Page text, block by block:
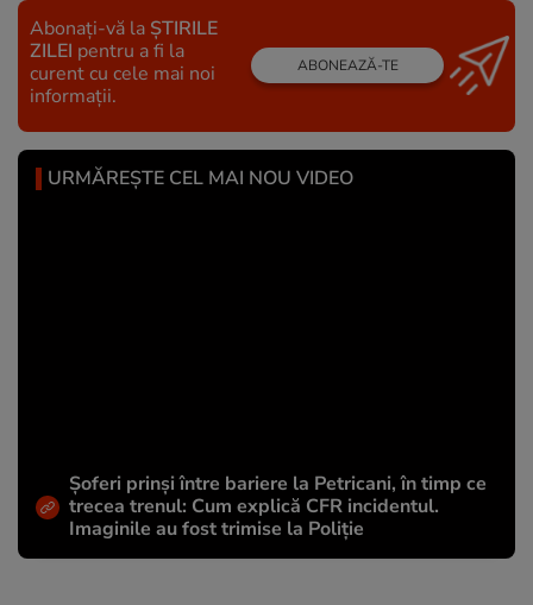
Abonați-vă la ȘTIRILE
ZILEI pentru a fi la
curent cu cele mai noi
informații.
ABONEAZĂ-TE
URMĂREȘTE CEL MAI NOU VIDEO
Șoferi prinși între bariere la Petricani, în timp ce
trecea trenul: Cum explică CFR incidentul.
Imaginile au fost trimise la Poliție